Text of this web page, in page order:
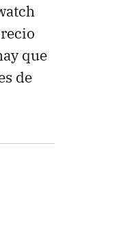
que
de